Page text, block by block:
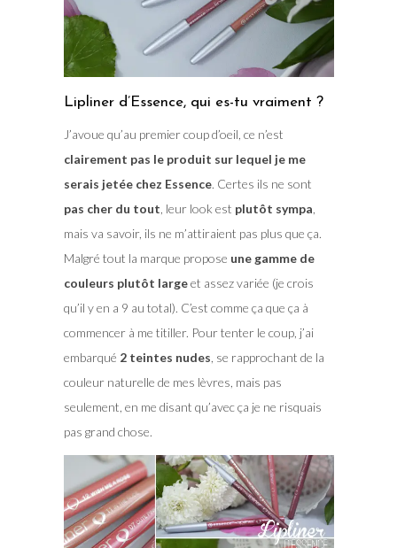
Lipliner d’Essence, qui es-tu vraiment ?
J’avoue qu’au premier coup d’oeil, ce n’est
clairement pas le produit sur lequel je me
serais jetée chez Essence. Certes ils ne sont
pas cher du tout , leur look est plutôt sympa
mais va savoir, ils ne m’attiraient pas plus que ça.
Malgré tout la marque propose une gamme de
couleurs plutôt largeet assez variée (je crois
qu’il y en a 9 au total). C’est comme ça que ça à
commencer à me titiller. Pour tenter le coup, j’ai
embarqué 2 teintes nudes , se rapprochant de la
couleur naturelle de mes lèvres, mais pas
seulement, en me disant qu’avec ça je ne risquais
pas grand chose.